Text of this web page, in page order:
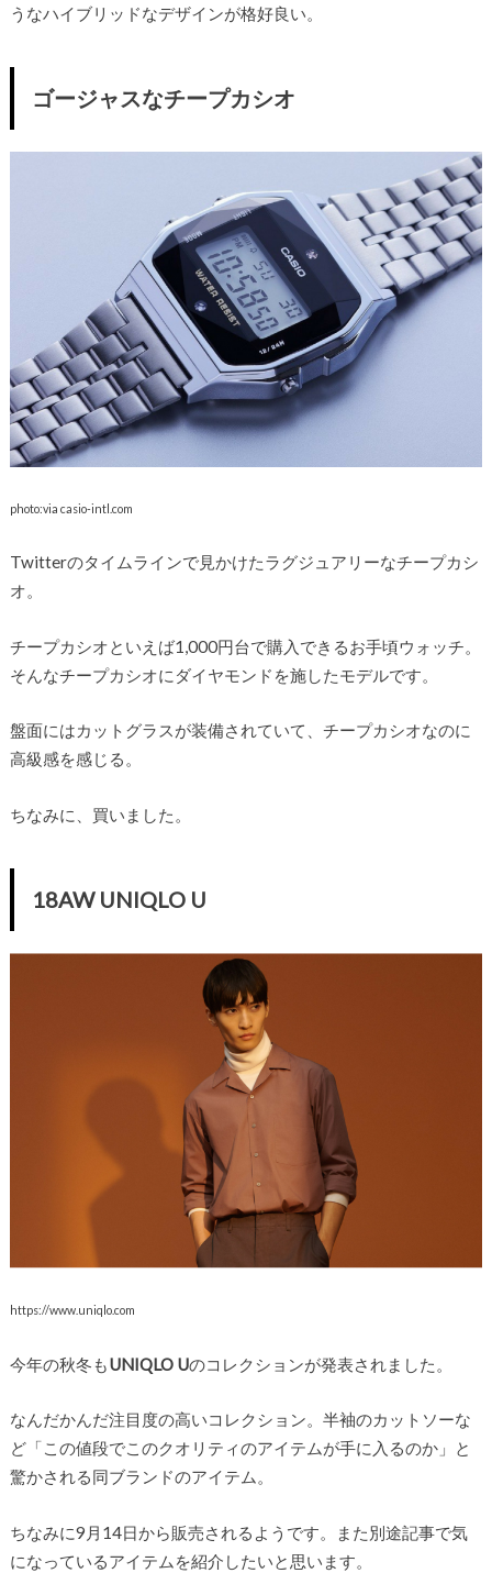
うなハイブリッドなデザインが格好良い。
ゴージャスなチープカシオ
photo:via casio-intl.com
Twitterのタイムラインで見かけたラグジュアリーなチープカシ
オ。
チープカシオといえば1,000円台で購入できるお手頃ウォッチ。
そんなチープカシオにダイヤモンドを施したモデルです。
盤面にはカットグラスが装備されていて、チープカシオなのに
高級感を感じる。
ちなみに、買いました。
18AW UNIQLO U
https://www.uniqlo.com
今年の秋冬もUNIQLO Uのコレクションが発表されました。
なんだかんだ注目度の高いコレクション。半袖のカットソーな
ど「この値段でこのクオリティのアイテムが手に入るのか」と
驚かされる同ブランドのアイテム。
ちなみに9月14日から販売されるようです。また別途記事で気
になっているアイテムを紹介したいと思います。